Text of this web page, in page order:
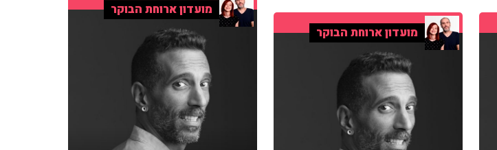
מועדון ארוחת הבוקר
מועדון ארוחת הבוקר